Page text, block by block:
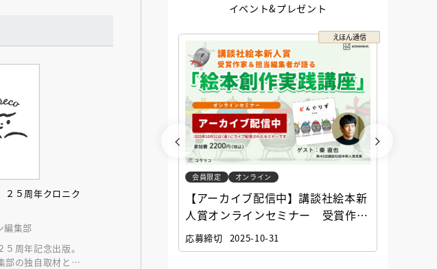
５周年クロニク
編集部
周年記念出版。
部の独自取材と秘
イベント&プレゼント
イブ配信中【第67回講談社児
く「児童文学創作セミナー」
えほん通信
会員限定 オンライン
【アーカイブ配信中】講談社絵本新
人賞オンラインセミナー 受賞作家
と担当編集者が語る「絵本創作実践
講座」
応募締切 2025-10-31